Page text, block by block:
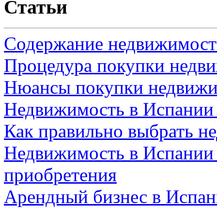
Статьи
Содержание
Процедура покупки
Нюансы покупки
Недвижимость в
Как правильно выбрать
Недвижимость в Испании
приобретения
Арендный бизнес в